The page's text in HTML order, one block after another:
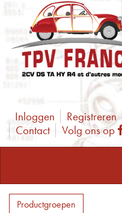
Inloggen Registreren
Contact
Volg ons op
Productgroepen